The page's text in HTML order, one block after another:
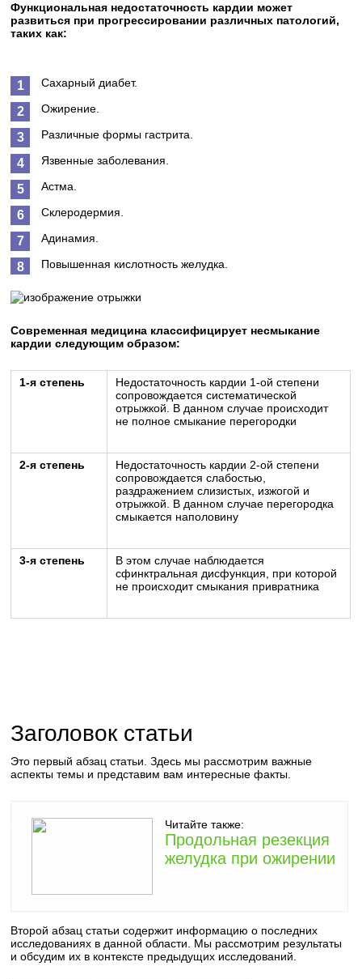
Функциональная недостаточность кардии может
развиться при прогрессировании различных патологий,
таких как:
Сахарный диабет.
Ожирение.
Различные формы гастрита.
Язвенные заболевания.
Астма.
Склеродермия.
Адинамия.
Повышенная кислотность желудка.
Современная медицина классифицирует несмыкание
кардии следующим образом:
1-я степень
Недостаточность кардии 1-ой степени
сопровождается систематической
отрыжкой. В данном случае происходит
не полное смыкание перегородки
2-я степень
Недостаточность кардии 2-ой степени
сопровождается слабостью,
раздражением слизистых, изжогой и
отрыжкой. В данном случае перегородка
смыкается наполовину
3-я степень
В этом случае наблюдается
сфинктральная дисфункция, при которой
не происходит смыкания привратника
Заголовок статьи
Это первый абзац статьи. Здесь мы рассмотрим важные
аспекты темы и представим вам интересные факты.
Читайте также:
Продольная резекция
желудка при ожирении
Второй абзац статьи содержит информацию о последних
исследованиях в данной области. Мы рассмотрим результаты
и обсудим их в контексте предыдущих исследований.